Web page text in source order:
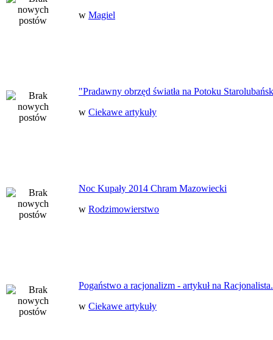
w Magiel
"Pradawny obrzęd światła na Potoku
w Ciekawe artykuły
Noc Kupały 2014 Chram Mazowiecki
w Rodzimowierstwo
Pogaństwo a racjonalizm - artykuł na
w Ciekawe artykuły